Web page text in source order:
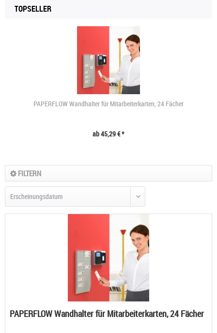
TOPSELLER
PAPERFLOW Wandhalter für Mitarbeiterkarten, 24 Fächer
ab 45,29 € *
FILTERN
PAPERFLOW Wandhalter für Mitarbeiterkarten, 24 Fächer